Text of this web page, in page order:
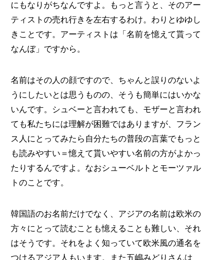
にもなりがちなんですよ。もっと言うと、そのアー
ティストの売れ行きを左右するわけ。わりとゆゆし
きことです。アーティストは「名前を憶えて貰って
なんぼ」ですから。
名前はその人の顔ですので、ちゃんと誤りのないよ
うにしたいとは思うものの、そうも簡単にはいかな
いんです。シュベーと言われても、モザーと言われ
ても私たちには理解が困難ではありますが、フラン
ス人にとってみたら自分たちの普段の言葉でもっと
も読みやすい＝憶えて貰いやすい名前の方がよかっ
たりするんですよ。なおシューベルトとモーツァル
トのことです。
韓国語のお名前だけでなく、アジアの名前は欧米の
方々にとって読むことも憶えることも難しい、それ
はそうです。それをよく知っていて欧米風の通名を
つけるアジア人もいます。また五嶋みどりさんは